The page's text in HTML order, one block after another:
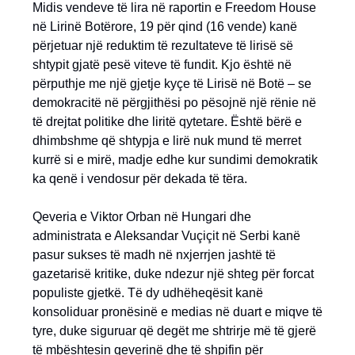
Midis vendeve të lira në raportin e Freedom House
në Lirinë Botërore, 19 për qind (16 vende) kanë
përjetuar një reduktim të rezultateve të lirisë së
shtypit gjatë pesë viteve të fundit. Kjo është në
përputhje me një gjetje kyçe të Lirisë në Botë – se
demokracitë në përgjithësi po pësojnë një rënie në
të drejtat politike dhe liritë qytetare. Është bërë e
dhimbshme që shtypja e lirë nuk mund të merret
kurrë si e mirë, madje edhe kur sundimi demokratik
ka qenë i vendosur për dekada të tëra.
Qeveria e Viktor Orban në Hungari dhe
administrata e Aleksandar Vuçiçit në Serbi kanë
pasur sukses të madh në nxjerrjen jashtë të
gazetarisë kritike, duke ndezur një shteg për forcat
populiste gjetkë. Të dy udhëheqësit kanë
konsoliduar pronësinë e medias në duart e miqve të
tyre, duke siguruar që degët me shtrirje më të gjerë
të mbështesin qeverinë dhe të shpifin për